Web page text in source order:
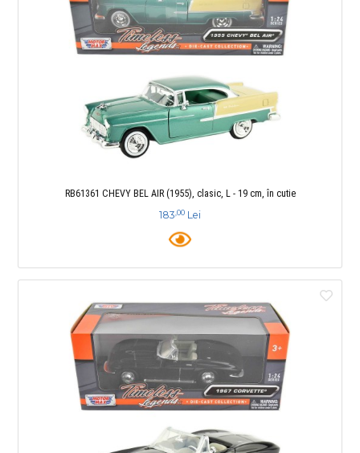
RB61361 CHEVY BEL AIR (1955), clasic, L - 19 cm, în cutie
183 ,00 Lei